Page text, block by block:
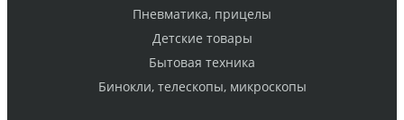
Пневматика, прицелы
Детские товары
Бытовая техника
Бинокли, телескопы, микроскопы